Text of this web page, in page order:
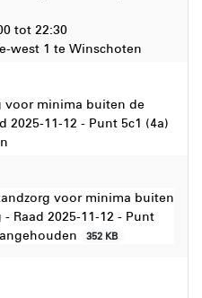
tot 22:30
west 1 te Winschoten
voor minima buiten de
2025-11-12 - Punt 5c1 (4a)
voor minima buiten
Raad 2025-11-12 - Punt
352 KB